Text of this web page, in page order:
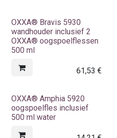
OXXA® Bravis 5930
wandhouder inclusief 2
OXXA® oogspoelflessen
500 ml
61,53 €
OXXA® Amphia 5920
oogspoelfles inclusief
500 ml water